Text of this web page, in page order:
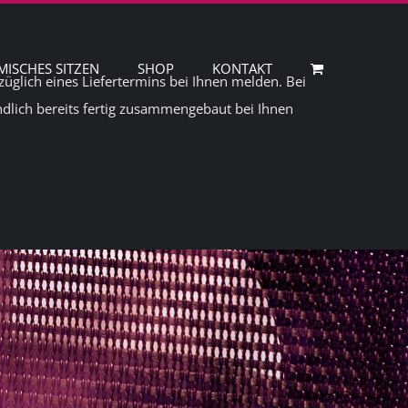
SITZEN SHOP KONTAKT
eines Liefertermins bei Ihnen melden. Bei
bereits fertig zusammengebaut bei Ihnen